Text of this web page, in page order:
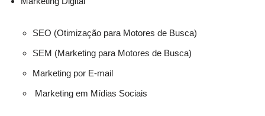
SEO (Otimização para Motores de Busca)
SEM (Marketing para Motores de Busca)
Marketing por E-mail
Marketing em Mídias Sociais